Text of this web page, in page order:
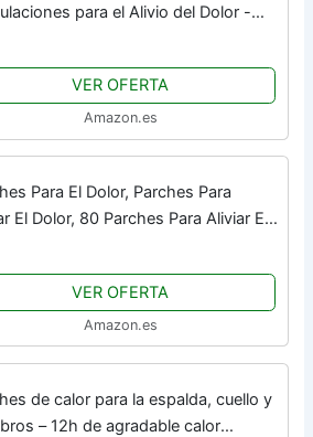
para el Alivio del Dolor -
de Espalda - Ideal para uso tanto...
VER OFERTA
Amazon.es
Para El Dolor, Parches Para
El Dolor, 80 Parches Para Aliviar El
Articulaciones Etiqueta De...
VER OFERTA
Amazon.es
de calor para la espalda, cuello y
– 12h de agradable calor